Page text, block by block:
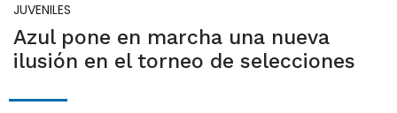
JUVENILES
Azul pone en marcha una nueva
ilusión en el torneo de selecciones